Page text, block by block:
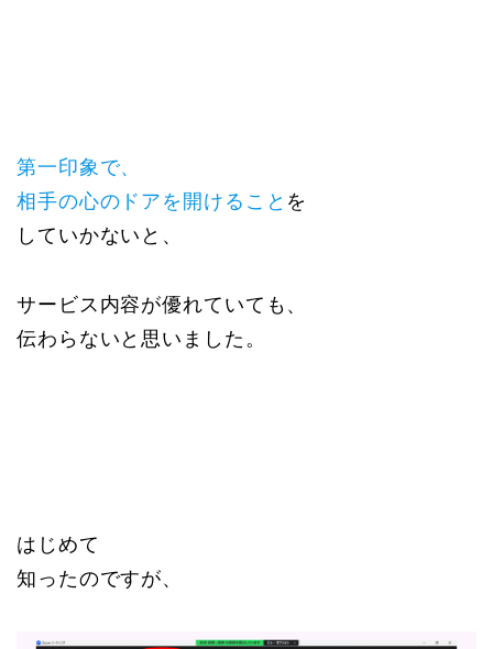
第一印象で、
相手の心のドアを開けること を
していかないと、
サービス内容が優れていても、
伝わらないと思いました。
はじめて
知ったのですが、